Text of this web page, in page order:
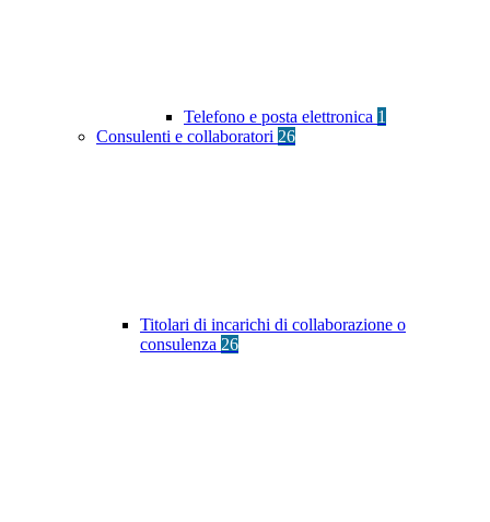
Telefono e posta elettronica 1
Consulenti e collaboratori 26
Titolari di incarichi di collaborazione o
consulenza 26